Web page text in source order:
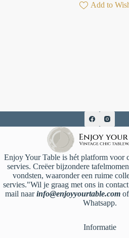
Add to
Enjoy Your Table is hét platform voor
servies. Creëer bijzondere
vondsten, waaronder een ruime
servies."Wil je graag met ons in
mail naarinfo@enjoyyourtable.comof
Whatsapp.
Informatie